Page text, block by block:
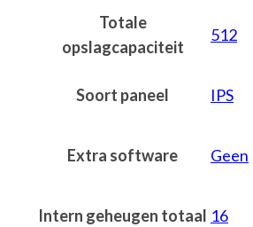
Totale
opslagcapaciteit
512
Soort paneel IPS
Extra software Geen
Intern geheugen totaal 16